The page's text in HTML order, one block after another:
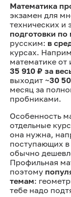
Математика
экзамен для
технических и
подготовки по
русским: в
курсах.
математике от
35 910 ₽ за
выходит ~30
месяц за
пробниками.
Особенность
отдельные
она нужна,
поступающих в
обычно
Профильная
поэтому
темам:
тебе надо